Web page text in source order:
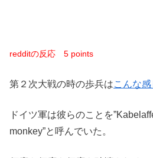
redditの反応 5 points
第２次大戦の時の歩兵はこんな感
ドイツ軍は彼らのことを
monkey”と呼んでいた。